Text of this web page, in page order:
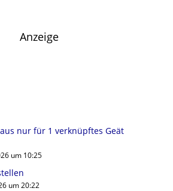
Anzeige
nur für 1 verknüpftes Geät
um 10:25
um 20:22